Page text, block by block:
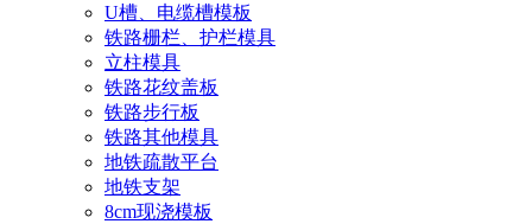
U槽、电缆槽模板
铁路栅栏、护栏模具
立柱模具
铁路花纹盖板
铁路步行板
铁路其他模具
地铁疏散平台
地铁支架
8cm现浇模板